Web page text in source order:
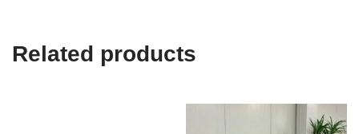
Related products